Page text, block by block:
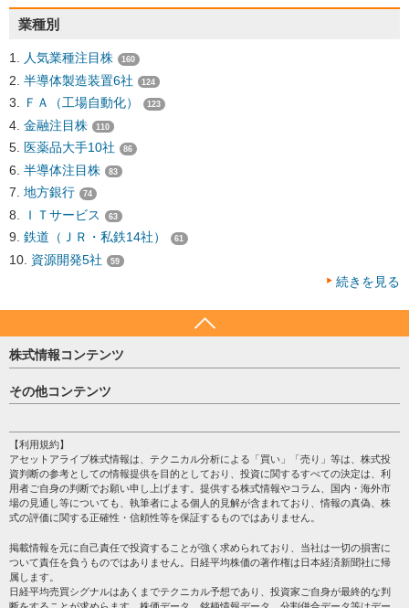
業種別
人気業種注目株 160
半導体製造装置6社 124
ＦＡ（工場自動化） 123
金融注目株 110
医薬品大手10社 86
半導体注目株 83
地方銀行 74
ＩＴサービス 63
鉄道（ＪＲ・私鉄14社） 61
資源開発5社 59
続きを見る
株式情報コンテンツ
日経平均
売買シグナル
株テーマ情報
海外市況
投資カレンダー
格付け情報
その他コンテンツ
個人情報保護方針
プライバシーポリシー
会社案内
サイトマップ
過去データ
【利用規約】
アセットアライブ株式情報は、テクニカル分析による「買い」「売り」等は、株式投
資判断の参考としての情報提供を目的としており、投資に関するすべての決定は、利
用者ご自身の判断でお願い申し上げます。提供する株式情報やコラム、国内・海外市
場の見通し等についても、執筆者による個人的見解が含まれており、情報の真偽、株
式の評価に関する正確性・信頼性等を保証するものではありません。
掲載情報を元に自己責任で投資することが強く求められており、当社は一切の損害に
ついて責任を負うものではありません。日経平均株価の著作権は日本経済新聞社に帰
属します。
日経平均売買シグナルはあくまでテクニカル予想であり、投資家ご自身が最終的な判